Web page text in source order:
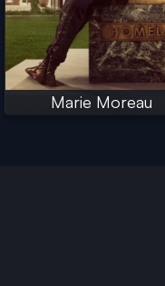
Marie Moreau